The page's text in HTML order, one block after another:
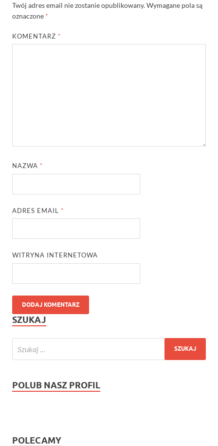
Twój adres email nie zostanie opublikowany.Wymagane pola są
oznaczone *
KOMENTARZ *
NAZWA *
ADRES EMAIL *
WITRYNA INTERNETOWA
SZUKAJ
POLUB NASZ PROFIL
POLECAMY